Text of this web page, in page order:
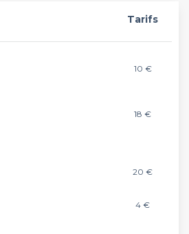
Tarifs
10 €
18 €
20 €
4 €